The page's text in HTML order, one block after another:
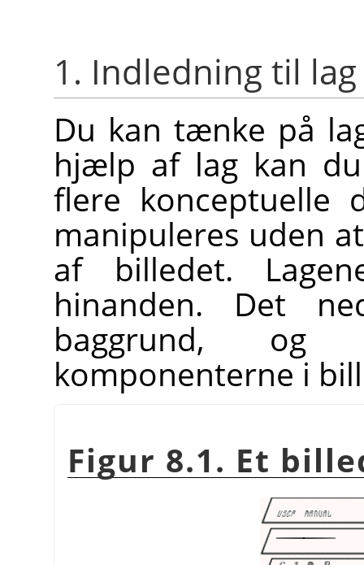
1. Indledning til lag
Du kan tænke på
hjælp af lag kan
flere konceptuelle
manipuleres uden
af billedet.
hinanden. Det
baggrund,
komponenterne i
Figur 8.1. Et